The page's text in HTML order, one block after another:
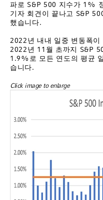
파로 S&P 500 지수가 1%
기자 회견이 끝나고 S&P
했습니다.
2022년 내내 일중 변동폭
2022년 11월 초까지 S&P
1.9%로 모든 연도의 평균
습니다.
Click image to enlarge